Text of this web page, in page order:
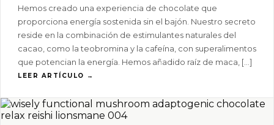
Hemos creado una experiencia de chocolate que
proporciona energía sostenida sin el bajón. Nuestro secreto
reside en la combinación de estimulantes naturales del
cacao, como la teobromina y la cafeína, con superalimentos
que potencian la energía. Hemos añadido raíz de maca, […]
LEER ARTÍCULO →